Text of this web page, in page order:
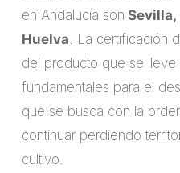
en Andalucía son Sevilla,
Huelva. La certificación
del producto que se lleve
fundamentales para el
que se busca con la
continuar perdiendo
cultivo.